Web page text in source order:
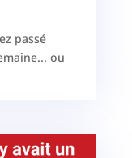
passé
ou